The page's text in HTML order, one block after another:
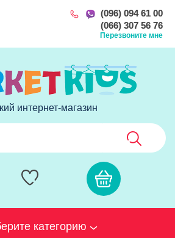
(096) 094 61 00
(066) 307 56 76
Перезвоните мне
интернет-магазин
категорию